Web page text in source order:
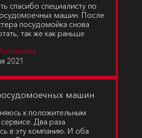
спасибо специалисту по
машин. После
посудомойка снова
так же как раньше
2021
машин
к положительным
Два раза
в эту компанию. И оба